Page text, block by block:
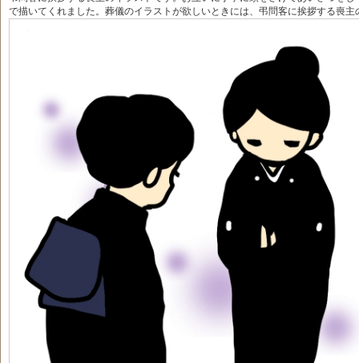
で描いてくれました。葬儀のイラストが欲しいときには、弔問客に挨拶する喪